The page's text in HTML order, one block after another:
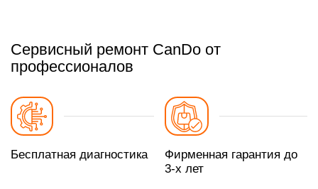
Сервисный ремонт CanDo от
профессионалов
Бесплатная диагностика
Фирменная гарантия до
3-х лет